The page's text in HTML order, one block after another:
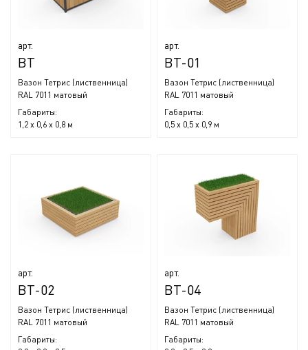
арт.
ВТ
Вазон Тетрис (лиственница)
RAL 7011 матовый
Габариты:
1,2 x 0,6 x 0,8 м
арт.
ВТ-01
Вазон Тетрис (лиственница)
RAL 7011 матовый
Габариты:
0,5 x 0,5 x 0,9 м
арт.
ВТ-02
Вазон Тетрис (лиственница)
RAL 7011 матовый
Габариты:
арт.
ВТ-04
Вазон Тетрис (лиственница)
RAL 7011 матовый
Габариты: